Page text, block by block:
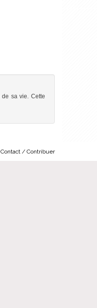
sa vie. Cette
Contact Contribuer